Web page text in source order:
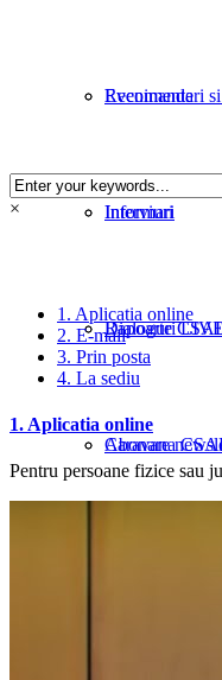
Evenimente
Informari
Rapoarte
Caravana
Recomandari
Interviuri
Dialoguri LIVE
Abonare
×
1. Aplicatia online
2. E-mail
3. Prin posta
4. La sediu
1. Aplicatia online
Pentru persoane fizice sau